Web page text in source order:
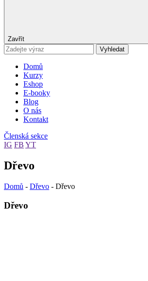
Zavřít
Vyhledat
Domů
Kurzy
Eshop
E-booky
Blog
O nás
Kontakt
Členská sekce
IG FB YT
Dřevo
Domů - Dřevo - Dřevo
Dřevo